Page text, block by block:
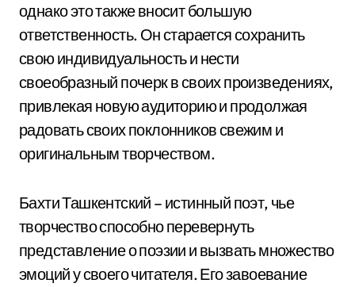
однако это также вносит большую
ответственность. Он старается сохранить
свою индивидуальность и нести
своеобразный почерк в своих произведениях,
привлекая новую аудиторию и продолжая
радовать своих поклонников свежим и
оригинальным творчеством.
Бахти Ташкентский – истинный поэт, чье
творчество способно перевернуть
представление о поэзии и вызвать множество
эмоций у своего читателя. Его завоевание